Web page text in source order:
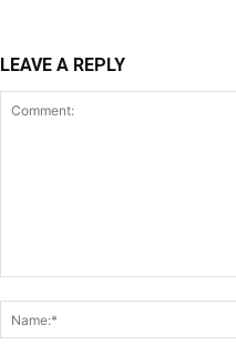
LEAVE A REPLY